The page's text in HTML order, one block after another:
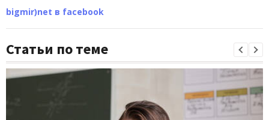
bigmir)net в facebook
Статьи по теме